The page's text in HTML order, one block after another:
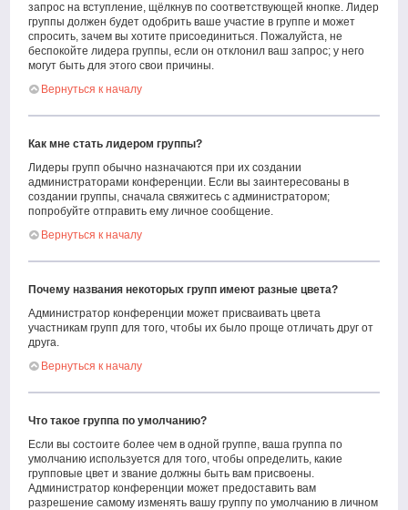
запрос на вступление, щёлкнув по соответствующей кнопке. Лидер
группы должен будет одобрить ваше участие в группе и может
спросить, зачем вы хотите присоединиться. Пожалуйста, не
беспокойте лидера группы, если он отклонил ваш запрос; у него
могут быть для этого свои причины.
Вернуться к началу
Как мне стать лидером группы?
Лидеры групп обычно назначаются при их создании
администраторами конференции. Если вы заинтересованы в
создании группы, сначала свяжитесь с администратором;
попробуйте отправить ему личное сообщение.
Вернуться к началу
Почему названия некоторых групп имеют разные цвета?
Администратор конференции может присваивать цвета
участникам групп для того, чтобы их было проще отличать друг от
друга.
Вернуться к началу
Что такое группа по умолчанию?
Если вы состоите более чем в одной группе, ваша группа по
умолчанию используется для того, чтобы определить, какие
групповые цвет и звание должны быть вам присвоены.
Администратор конференции может предоставить вам
разрешение самому изменять вашу группу по умолчанию в личном